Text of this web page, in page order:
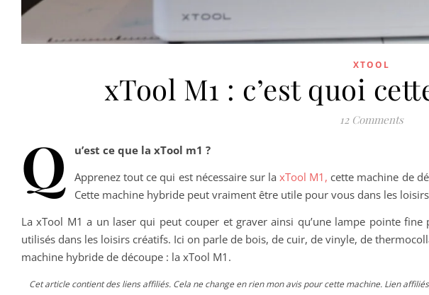
XTOOL
xTool M1 : c’est quoi
12 Comments
Q
u’est ce que la xTool m1 ?
Apprenez tout ce qui est nécessaire sur la xTool M1, cette machine de
Cette machine hybride peut vraiment être utile pour vous dans les
La xTool M1 a un laser qui peut couper et graver ainsi qu’une lampe pointe
utilisés dans les loisirs créatifs. Ici on parle de bois, de cuir, de vinyle, de
machine hybride de découpe : la xTool M1.
Cet article contient des liens affiliés. Cela ne change en rien mon avis pour cette machine. Lien